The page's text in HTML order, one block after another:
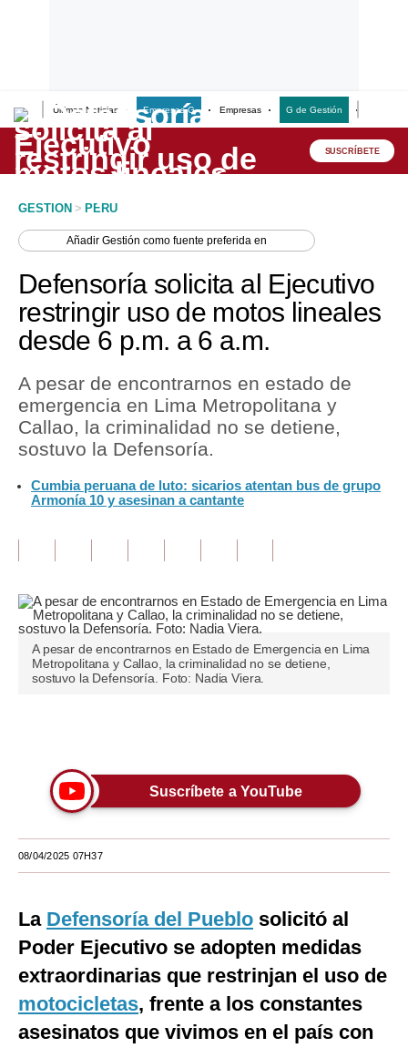
Últimas Noticias Empresas G Empresas G de Gestión
Lo último
Peru Quiosco
Economía
Mercados
Política
Tu Dinero
Finanzas Personales
Editorial
Pregunta de hoy
Lujo
Viajes
Moda
Mundo
EEUU
España
SUSCRÍBETE
GESTION > PERU
AñadirGestión como fuente preferida en
Defensoría solicita al Ejecutivo
restringir uso de motos lineales
desde 6 p.m. a 6 a.m.
A pesar de encontrarnos en estado de
emergencia en Lima Metropolitana y
Callao, la criminalidad no se detiene,
sostuvo la Defensoría.
Cumbia peruana de luto: sicarios atentan bus de grupo
Armonía 10 y asesinan a cantante
A pesar de encontrarnos en Estado de Emergencia en Lima
Metropolitana y Callao, la criminalidad no se detiene,
sostuvo la Defensoría. Foto: Nadia Viera.
Suscríbete a YouTube
08/04/2025 07H37
La Defensoría del Pueblo solicitó al
Poder Ejecutivo se adopten medidas
extraordinarias que restrinjan el uso de
motocicletas, frente a los constantes
asesinatos que vivimos en el país con